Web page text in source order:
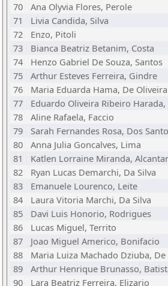
70
Ana Olyvia Flores, Perole
71
Livia Candida, Silva
72
Enzo, Pitoli
73
Bianca Beatriz Betanim, Costa
74
Henzo Gabriel De Souza, Santos
75
Arthur Esteves Ferreira, Gindre
76
Maria Eduarda Hama, De Oliveira
77
Eduardo Oliveira Ribeiro Harada,
78
Aline Rafaela, Faccio
79
Sarah Fernandes Rosa, Dos
80
Anna Julia Goncalves, Lima
81
Katlen Lorraine Miranda,
82
Ryan Lucas Demarchi, Da Silva
83
Emanuele Lourenco, Leite
84
Laura Vitoria Marchi, Da Silva
85
Davi Luis Honorio, Rodrigues
86
Lucas Miguel, Territo
87
Joao Miguel Americo, Bonifacio
88
Maria Luiza Machado Dziuba, De
89
Arthur Henrique Brunasso,
90
Lara Beatriz Ferreira, Elizario